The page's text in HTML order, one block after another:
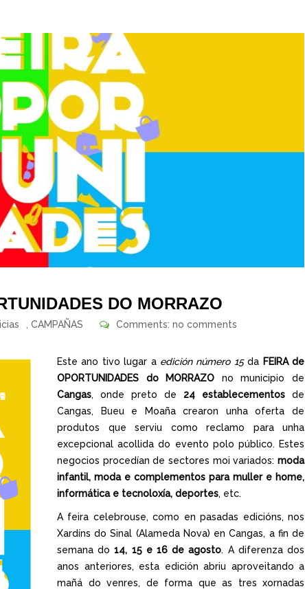
DO MORRAZO
CAMPAÑAS Comments: no comments
Este ano tivo lugar a edición número 15da FEIRA de
OPORTUNIDADES do MORRAZO no municipio de
Cangas, onde preto de 24 establecementos de
Cangas, Bueu e Moaña crearon unha oferta de
produtos que serviu como reclamo para unha
excepcional acollida do evento polo público. Estes
negocios procedían de sectores moi variados: moda
infantil, moda e complementos para muller e home,
informática e tecnoloxía, deportes, etc.
A feira celebrouse, como en pasadas edicións, nos
Xardíns do Sinal (Alameda Nova) en Cangas, a fin de
semana do14, 15 e 16 de agosto. A diferenza dos
anos anteriores, esta edición abriu aproveitando a
mañá do venres, de forma que as tres xornadas